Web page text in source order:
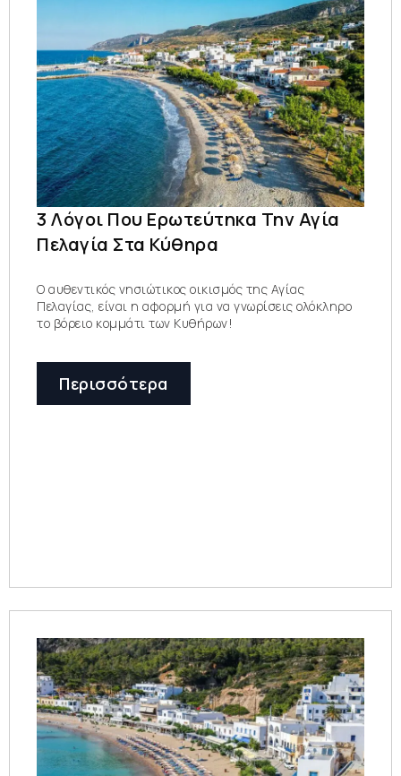
3 Λόγοι Που Ερωτεύτηκα Την Αγία
Πελαγία Στα Κύθηρα
Ο αυθεντικός νησιώτικος οικισμός της Αγίας
Πελαγίας, είναι η αφορμή για να γνωρίσεις ολόκληρο
το βόρειο κομμάτι των Κυθήρων!
Περισσότερα